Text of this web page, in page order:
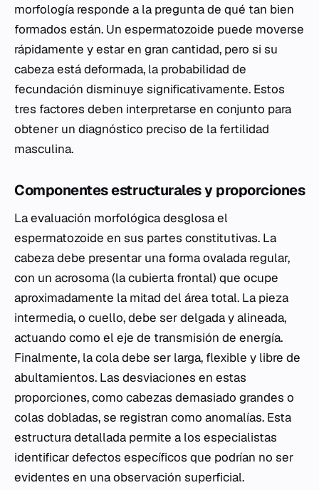
morfología responde a la pregunta de qué tan bien
formados están. Un espermatozoide puede moverse
rápidamente y estar en gran cantidad, pero si su
cabeza está deformada, la probabilidad de
fecundación disminuye significativamente. Estos
tres factores deben interpretarse en conjunto para
obtener un diagnóstico preciso de la fertilidad
masculina.
Componentes estructurales y proporciones
La evaluación morfológica desglosa el
espermatozoide en sus partes constitutivas. La
cabeza debe presentar una forma ovalada regular,
con un acrosoma (la cubierta frontal) que ocupe
aproximadamente la mitad del área total. La pieza
intermedia, o cuello, debe ser delgada y alineada,
actuando como el eje de transmisión de energía.
Finalmente, la cola debe ser larga, flexible y libre de
abultamientos. Las desviaciones en estas
proporciones, como cabezas demasiado grandes o
colas dobladas, se registran como anomalías. Esta
estructura detallada permite a los especialistas
identificar defectos específicos que podrían no ser
evidentes en una observación superficial.